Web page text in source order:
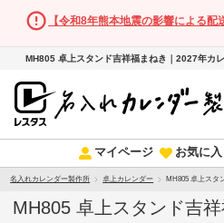
【令和8年熊本地震の影響による配
MH805 卓上スタンド吉祥福まねき｜2027年カ
マイページ お気に
名入れカレンダー製作所 卓上カレンダー MH805 卓上スタ
MH805 卓上スタンド吉